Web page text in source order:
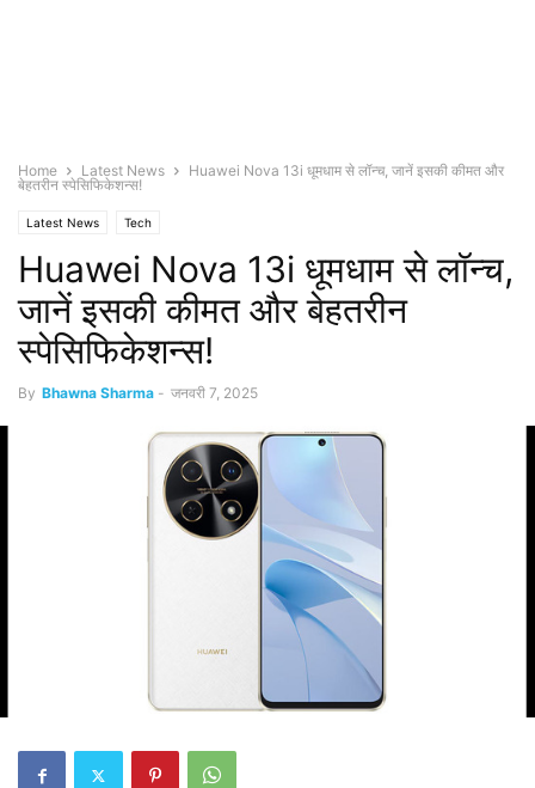
Home Latest News
Huawei Nova 13i धूमधाम से लॉन्च, जानें इसकी कीमत और
बेहतरीन स्पेसिफिकेशन्स!
Latest News Tech
Huawei Nova 13i धूमधाम से लॉन्च,
जानें इसकी कीमत और बेहतरीन
स्पेसिफिकेशन्स!
By Bhawna Sharma - जनवरी 7, 2025